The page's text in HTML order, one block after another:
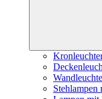
Stehlampen